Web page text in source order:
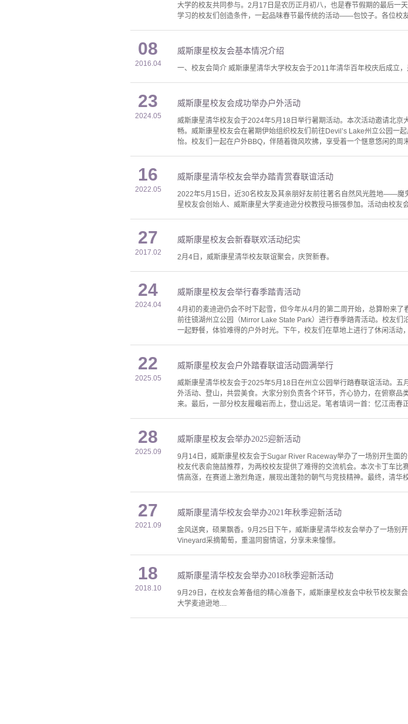
大学的校友共同参与。2月17日是农历正月初八，也是春节假期的最后一
学习的校友们创造条件，一起品味春节最传统的活动——包饺子。各位校
08
2016.04
威斯康星校友会基本情况介绍
一、校友会简介 威斯康星清华大学校友会于2011年清华百年校庆后成立，
23
2024.05
威斯康星校友会成功举办户外活动
威斯康星清华校友会于2024年5月18日举行暑期活动。本次活动邀请北
畅。威斯康星校友会在暑期伊始组织校友们前往Devil’s Lake州立公园一
怡。校友们一起在户外BBQ，伴随着微风吹拂，享受着一个惬意悠闲的
16
2022.05
威斯康星清华校友会举办踏青赏春联谊活动
2022年5月15日，近30名校友及其亲朋好友前往著名自然风光胜地——魔
星校友会创始人、威斯康星大学麦迪逊分校教授马振强参加。活动由校
27
2017.02
威斯康星校友会新春联欢活动纪实
2月4日，威斯康星清华校友联谊聚会，庆贺新春。
24
2024.04
威斯康星校友会举行春季踏青活动
4月初的麦迪逊仍会不时下起雪，但今年从4月的第二周开始，总算盼来
前往镜湖州立公园（Mirror Lake State Park）进行春季踏青活动。校友
一起野餐，体验难得的户外时光。下午，校友们在草地上进行了休闲活
22
2025.05
威斯康星校友会户外踏春联谊活动圆满举行
威斯康星清华校友会于2025年5月18日在州立公园举行踏春联谊活动。
外活动、登山，共尝美食。大家分别负责各个环节，齐心协力，在俯察
来。最后，一部分校友履巉岩而上，登山远足。笔者填词一首：忆江南
28
2025.09
威斯康星校友会举办2025迎新活动
9月14日，威斯康星校友会于Sugar River Raceway举办了一场别开生面
校友代表俞施喆推荐，为两校校友提供了难得的交流机会。本次卡丁车
情高涨，在赛道上激烈角逐，展现出蓬勃的朝气与竞技精神。最终，清
27
2021.09
威斯康星清华校友会举办2021年秋季迎新活动
金风送爽，硕果飘香。9月25日下午，威斯康星清华校友会举办了一场别
Vineyard采摘葡萄，重温同窗情谊，分享未来憧憬。
18
2018.10
威斯康星清华校友会举办2018秋季迎新活动
9月29日，在校友会筹备组的精心准备下，威斯康星校友会中秋节校友聚
大学麦迪逊地....